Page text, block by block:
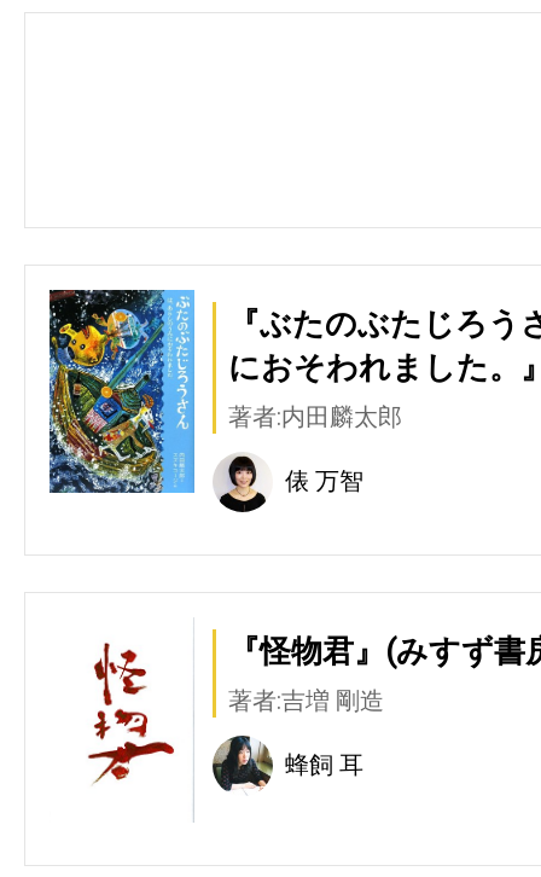
『ぶたのぶたじろ
におそわれました。
著者:内田麟太郎
俵 万智
『怪物君』(みすず書
著者:吉増 剛造
蜂飼 耳